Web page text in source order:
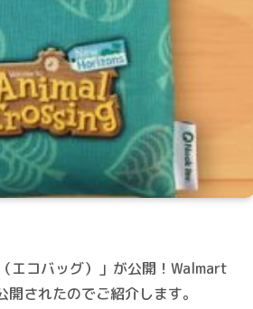
エコバッグ）」が公開！Walmart
されたのでご紹介します。